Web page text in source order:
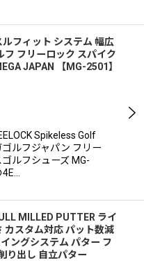
フィット システム 幅広
フ フリーロック スパイク
JAPAN 【MG-2501】
Spikeless Golf
ルフジャパン フリー
ルフシューズ MG-
4E…
MILLED PUTTER ライ
カスタム対応 パット数減
ングシステム パター フ
り出し 自立パター